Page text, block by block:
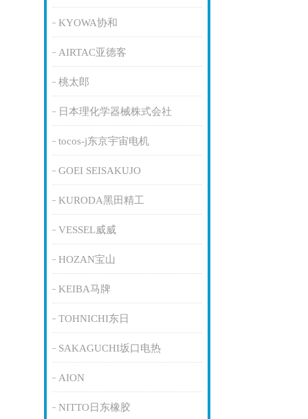
KYOWA协和
AIRTAC亚德客
桃太郎
日本理化学器械株式会社
tocos-j东京宇宙电机
GOEI SEISAKUJO
KURODA黑田精工
VESSEL威威
HOZAN宝山
KEIBA马牌
TOHNICHI东日
SAKAGUCHI坂口电热
AION
NITTO日东橡胶